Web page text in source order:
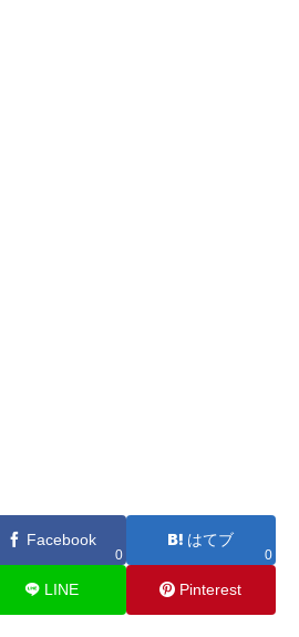
Facebook
0
はてブ
0
LINE Pinterest